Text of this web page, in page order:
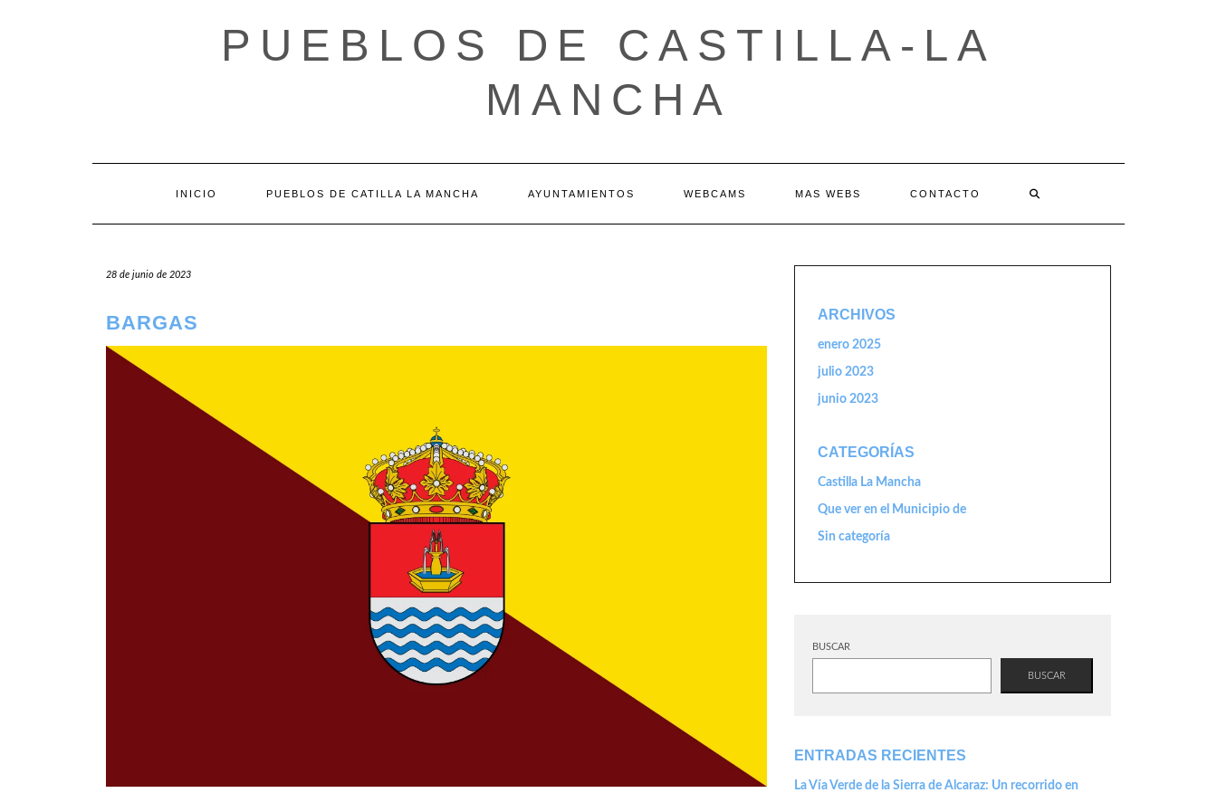
PUEBLOS DE CASTILLA-LA
MANCHA
INICIO PUEBLOS DE CATILLA LA MANCHA AYUNTAMIENTOS WEBCAMS MAS WEBS CONTACTO
28 de junio de 2023
BARGAS ARCHIVOS
enero 2025
julio 2023
junio 2023
CATEGORÍAS
Castilla La Mancha
Que ver en el Municipio de
Sin categoría
BUSCAR
BUSCAR
ENTRADAS RECIENTES
La Vía Verde de la Sierra de Alcaraz: Un recorrido en